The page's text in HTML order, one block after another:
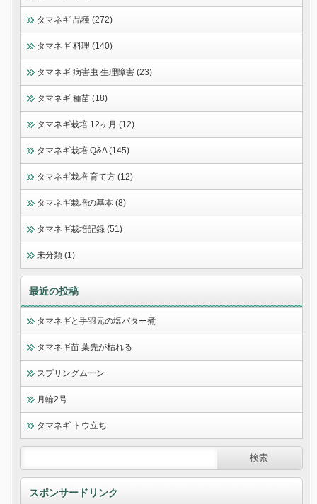
タマネギ 品種 (272)
タマネギ 料理 (140)
タマネギ 病害虫 生理障害 (23)
タマネギ 種苗 (18)
タマネギ栽培 12ヶ月 (12)
タマネギ栽培 Q&A (145)
タマネギ栽培 育て方 (12)
タマネギ栽培の基本 (8)
タマネギ栽培記録 (51)
未分類 (1)
最近の投稿
タマネギと手羽元の塩バター煮
タマネギ苗 葉先が枯れる
スプリングムーン
月輪2号
タマネギ トウ立ち
スポンサードリンク